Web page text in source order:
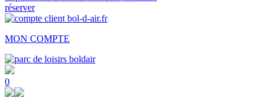
réserver
MON COMPTE
0